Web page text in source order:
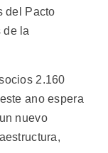
del Pacto
de la
2.160
ano espera
nuevo